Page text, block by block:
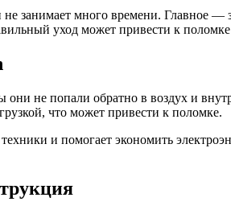
не занимает много времени.
уход может привести к
не попали обратно в воздух и
что может привести к поломке.
и помогает экономить